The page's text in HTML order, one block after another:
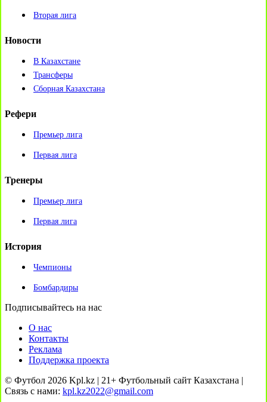
Вторая лига
Новости
В Казахстане
Трансферы
Сборная Казахстана
Рефери
Премьер лига
Первая лига
Тренеры
Премьер лига
Первая лига
История
Чемпионы
Бомбардиры
Подписывайтесь на нас
О нас
Контакты
Реклама
Поддержка проекта
© Футбол 2026 Kpl.kz | 21+ Футбольный сайт Казахстана |
Связь с нами: kpl.kz2022@gmail.com